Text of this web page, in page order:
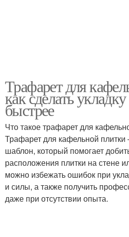
Трафарет для
как сделать
быстрее
Что такое трафарет для
Трафарет для кафельной
шаблон, который помогает
расположения плитки на стене
можно избежать ошибок при
и силы, а также получить
даже при отсутствии опыта.